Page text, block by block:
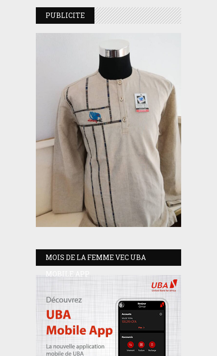
PUBLICITE
MOIS DE LA FEMME VEC UBA
MOBILE APP